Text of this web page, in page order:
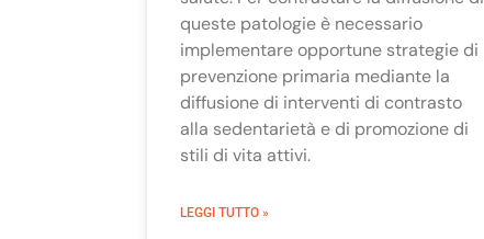
queste patologie è necessario
implementare opportune strategie di
prevenzione primaria mediante la
diffusione di interventi di contrasto
alla sedentarietà e di promozione di
stili di vita attivi.
LEGGI TUTTO »